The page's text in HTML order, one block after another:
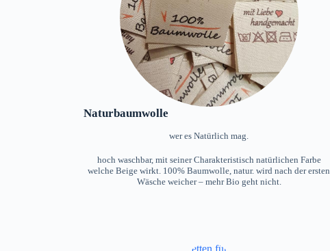
Naturbaumwolle
wer es Natürlich mag.
hoch waschbar, mit seiner Charakteristisch natürlichen Farbe
welche Beige wirkt. 100% Baumwolle, natur. wird nach der ersten
Wäsche weicher – mehr Bio geht nicht.